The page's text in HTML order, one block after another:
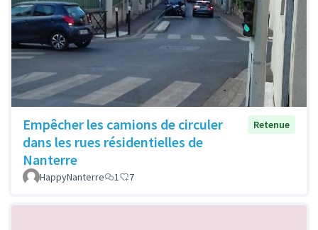
Empêcher les camions de circuler
dans les rues résidentielles de
Nanterre
Retenue
HappyNanterre 1 7